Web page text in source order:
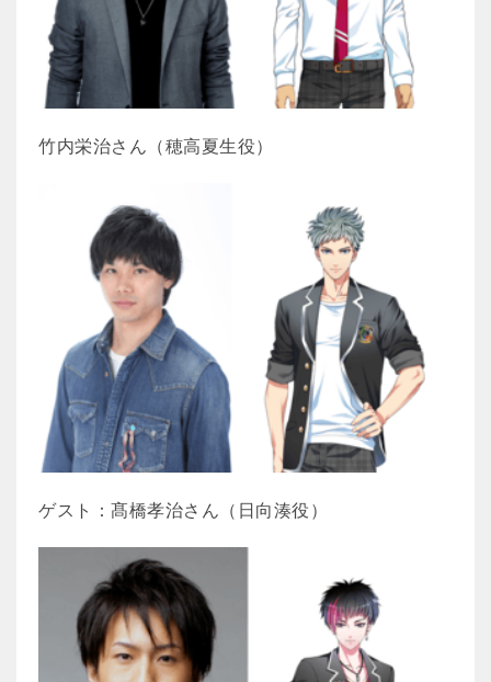
竹内栄治さん（穂高夏生役）
ゲスト：髙橋孝治さん（日向湊役）